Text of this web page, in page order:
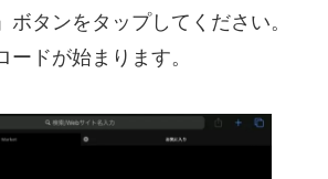
ボタンをタップしてください。
ードが始まります。